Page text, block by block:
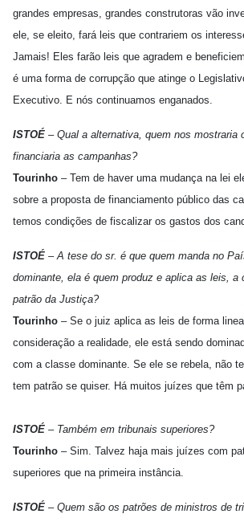
grandes empresas, grandes construtoras vão
ele, se eleito, fará leis que contrariem os
Jamais! Eles farão leis que agradem e
é uma forma de corrupção que atinge o
Executivo. E nós continuamos enganados.
ISTOÉ – Qual a alternativa, quem nos mostraria
financiaria as campanhas?
Tourinho – Tem de haver uma mudança na lei
sobre a proposta de financiamento público das
temos condições de fiscalizar os gastos dos
ISTOÉ – A tese do sr. é que quem manda no
dominante, ela é quem produz e aplica as leis, a
patrão da Justiça?
Tourinho – Se o juiz aplica as leis de forma
consideração a realidade, ele está sendo
com a classe dominante. Se ele se rebela, não
tem patrão se quiser. Há muitos juízes que têm
ISTOÉ – Também em tribunais superiores?
Tourinho – Sim. Talvez haja mais juízes com
superiores que na primeira instância.
ISTOÉ – Quem são os patrões de ministros de